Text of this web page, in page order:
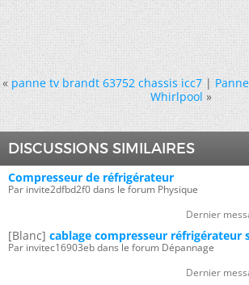
« panne tv brandt 63752 chassis icc7|
Whirlpool »
DISCUSSIONS SIMILAIRES
Compresseur de réfrigérateur
Par invite2dfbd2f0 dans le forum Physique
Dernier
[Blanc] cablage compresseur réfrigérateur
Par invitec16903eb dans le forum Dépannage
Dernier